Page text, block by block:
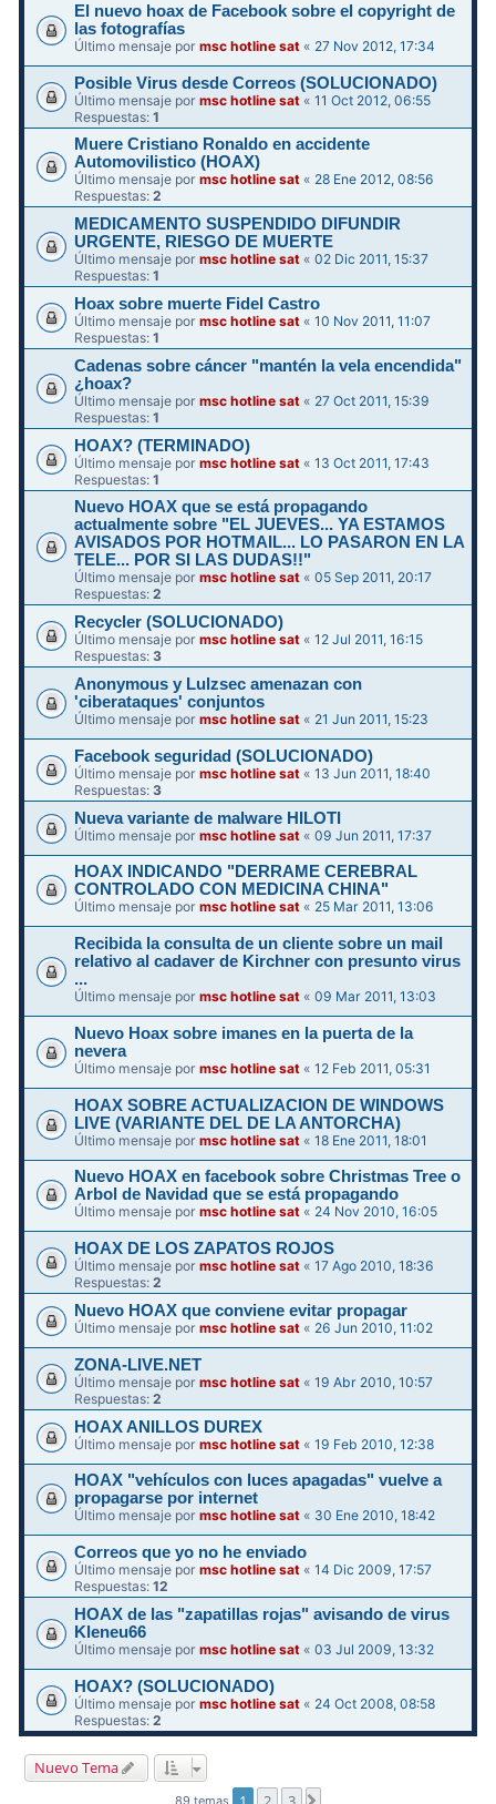
El nuevo hoax de Facebook sobre el copyright de
las fotografías
Último mensaje pormsc hotline sat « 27 Nov 2012, 17:34
Posible Virus desde Correos (SOLUCIONADO)
Último mensaje pormsc hotline sat «11 Oct 2012, 06:55
Respuestas:1
Muere Cristiano Ronaldo en accidente
Automovilistico (HOAX)
Último mensaje pormsc hotline sat « 28 Ene 2012, 08:56
Respuestas:2
MEDICAMENTO SUSPENDIDO DIFUNDIR
Último mensaje pormsc hotline sat «02 Dic 2011, 15:37
Respuestas:1
Hoax sobre muerte Fidel Castro
Último mensaje pormsc hotline sat «10 Nov 2011, 11:07
Respuestas:1
Cadenas sobre cáncer "mantén la vela encendida"
¿hoax?
Último mensaje pormsc hotline sat « 27 Oct 2011, 15:39
Respuestas:1
HOAX? (TERMINADO)
Último mensaje pormsc hotline sat «13 Oct 2011, 17:43
Respuestas:1
Nuevo HOAX que se está propagando
actualmente sobre "EL JUEVES... YA ESTAMOS
AVISADOS POR HOTMAIL... LO PASARON EN LA
TELE... POR SI LAS DUDAS!!"
Último mensaje pormsc hotline sat «05 Sep 2011, 20:17
Respuestas:2
Recycler (SOLUCIONADO)
Último mensaje pormsc hotline sat «12 Jul 2011, 16:15
Respuestas:3
Anonymous y Lulzsec amenazan con
'ciberataques' conjuntos
Último mensaje pormsc hotline sat « 21 Jun 2011, 15:23
Facebook seguridad (SOLUCIONADO)
Último mensaje pormsc hotline sat «13 Jun 2011, 18:40
Respuestas:3
Nueva variante de malware HILOTI
Último mensaje pormsc hotline sat «09 Jun 2011, 17:37
HOAX INDICANDO "DERRAME CEREBRAL
CONTROLADO CON MEDICINA CHINA"
Último mensaje pormsc hotline sat « 25 Mar 2011, 13:06
Recibida la consulta de un cliente sobre un mail
relativo al cadaver de Kirchner con presunto virus
...
Último mensaje pormsc hotline sat «09 Mar 2011, 13:03
Nuevo Hoax sobre imanes en la puerta de la
nevera
Último mensaje pormsc hotline sat «12 Feb 2011, 05:31
HOAX SOBRE ACTUALIZACION DE WINDOWS
LIVE (VARIANTE DEL DE LA ANTORCHA)
Último mensaje pormsc hotline sat «18 Ene 2011, 18:01
Nuevo HOAX en facebook sobre Christmas Tree o
Arbol de Navidad que se está propagando
Último mensaje pormsc hotline sat « 24 Nov 2010, 16:05
HOAX DE LOS ZAPATOS ROJOS
Último mensaje pormsc hotline sat «17 Ago 2010, 18:36
Respuestas:2
Nuevo HOAX que conviene evitar propagar
Último mensaje pormsc hotline sat « 26 Jun 2010, 11:02
ZONA-LIVE.NET
Último mensaje pormsc hotline sat «19 Abr 2010, 10:57
Respuestas:2
HOAX ANILLOS DUREX
Último mensaje pormsc hotline sat «19 Feb 2010, 12:38
HOAX "vehículos con luces apagadas" vuelve a
propagarse por internet
Último mensaje pormsc hotline sat « 30 Ene 2010, 18:42
Correos que yo no he enviado
Último mensaje pormsc hotline sat «14 Dic 2009, 17:57
Respuestas:12
HOAX de las "zapatillas rojas" avisando de virus
Kleneu66
Último mensaje pormsc hotline sat «03 Jul 2009, 13:32
HOAX? (SOLUCIONADO)
Último mensaje pormsc hotline sat « 24 Oct 2008, 08:58
Respuestas:2
Nuevo Tema
89 temas